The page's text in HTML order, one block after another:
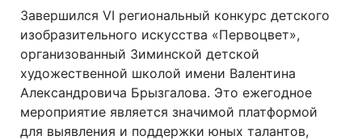
Завершился VI региональный конкурс детского
изобразительного искусства «Первоцвет»,
организованный Зиминской детской
художественной школой имени Валентина
Александровича Брызгалова. Это ежегодное
мероприятие является значимой платформой
для выявления и поддержки юных талантов,